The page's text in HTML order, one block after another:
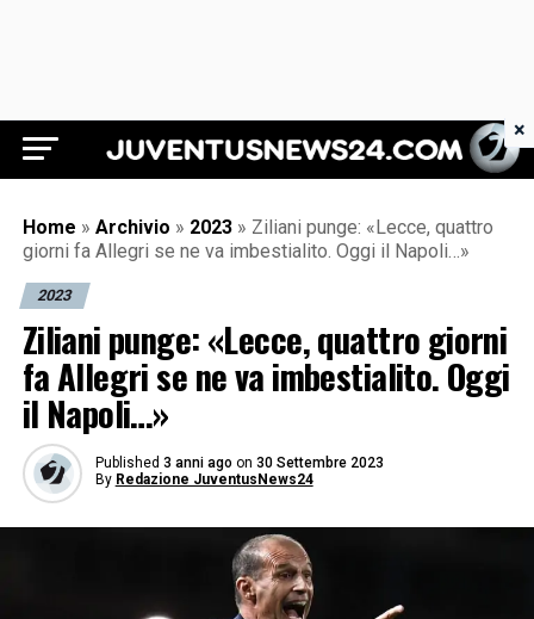
Juventus News 24
Home » Archivio » 2023 » Ziliani punge: «Lecce, quattro
giorni fa Allegri se ne va imbestialito. Oggi il Napoli…»
2023
Ziliani punge: «Lecce, quattro giorni
fa Allegri se ne va imbestialito. Oggi
il Napoli…»
Published 3 anni ago on 30 Settembre 2023
By Redazione JuventusNews24
×